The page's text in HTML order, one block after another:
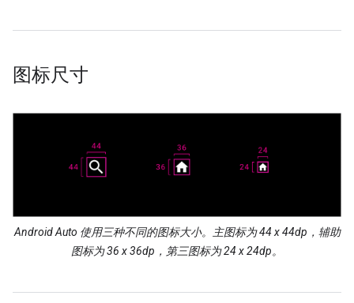
图标尺寸
Android Auto 使用三种不同的图标大小。主图标为 44 x 44dp，辅助
图标为 36 x 36dp，第三图标为 24 x 24dp。